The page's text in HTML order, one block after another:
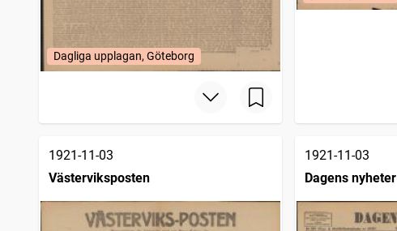
Dagliga upplagan, Göteborg
1921-11-03
Västerviksposten
1921-11-03
Dagens nyheter